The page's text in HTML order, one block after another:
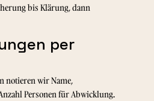
bis Klärung, dann
per
notieren wir Name,
Personen für Abwicklung.